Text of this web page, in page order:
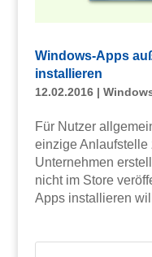
Windows-Apps
installieren
12.02.2016|
Für Nutzer
einzige Anlaufstelle
Unternehmen
nicht im Store
Apps installieren